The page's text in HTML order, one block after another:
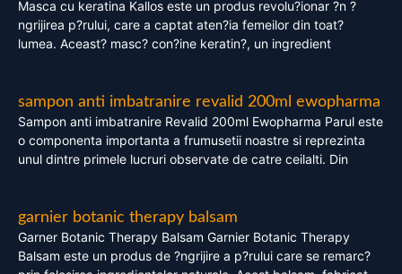
Masca cu keratina Kallos este un produs revolu?ionar ?n ?
ngrijirea p?rului, care a captat aten?ia femeilor din toat?
lumea. Aceast? masc? con?ine keratin?, un ingredient
sampon anti imbatranire revalid 200ml ewopharma
Sampon anti imbatranire Revalid 200ml Ewopharma Parul este
o componenta importanta a frumusetii noastre si reprezinta
unul dintre primele lucruri observate de catre ceilalti. Din
garnier botanic therapy balsam
Garner Botanic Therapy Balsam Garnier Botanic Therapy
Balsam este un produs de ?ngrijire a p?rului care se remarc?